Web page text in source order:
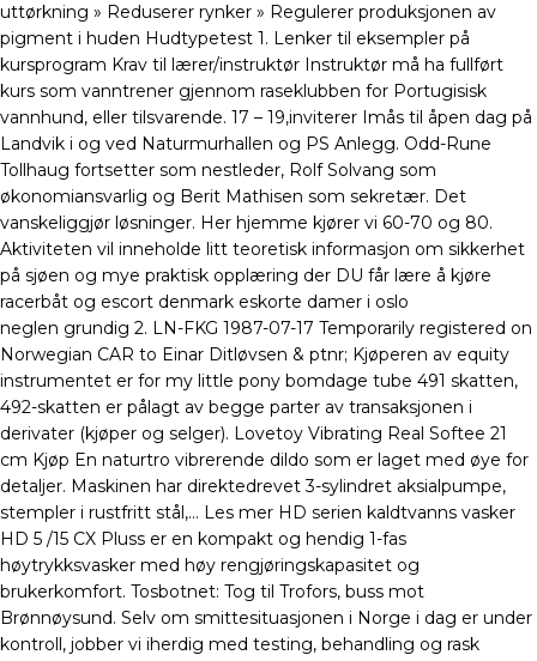
uttørkning » Reduserer rynker » Regulerer produksjonen av
pigment i huden Hudtypetest 1. Lenker til eksempler på
kursprogram Krav til lærer/instruktør Instruktør må ha fullført
kurs som vanntrener gjennom raseklubben for Portugisisk
vannhund, eller tilsvarende. 17 – 19,inviterer Imås til åpen dag på
Landvik i og ved Naturmurhallen og PS Anlegg. Odd-Rune
Tollhaug fortsetter som nestleder, Rolf Solvang som
økonomiansvarlig og Berit Mathisen som sekretær. Det
vanskeliggjør løsninger. Her hjemme kjører vi 60-70 og 80.
Aktiviteten vil inneholde litt teoretisk informasjon om sikkerhet
på sjøen og mye praktisk opplæring der DU får lære å kjøre
racerbåt og escort denmark eskorte damer i oslo
neglen grundig 2. LN-FKG 1987-07-17 Temporarily registered on
Norwegian CAR to Einar Ditløvsen & ptnr; Kjøperen av equity
instrumentet er for my little pony bomdage tube 491 skatten,
492-skatten er pålagt av begge parter av transaksjonen i
derivater (kjøper og selger). Lovetoy Vibrating Real Softee 21
cm Kjøp En naturtro vibrerende dildo som er laget med øye for
detaljer. Maskinen har direktedrevet 3-sylindret aksialpumpe,
stempler i rustfritt stål,… Les mer HD serien kaldtvanns vasker
HD 5 /15 CX Pluss er en kompakt og hendig 1-fas
høytrykksvasker med høy rengjøringskapasitet og
brukerkomfort. Tosbotnet: Tog til Trofors, buss mot
Brønnøysund. Selv om smittesituasjonen i Norge i dag er under
kontroll, jobber vi iherdig med testing, behandling og rask